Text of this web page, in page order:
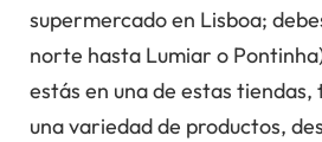
supermercado en Lisboa;
norte hasta Lumiar o
estás en una de estas
una variedad de productos,